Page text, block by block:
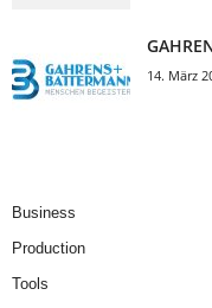
14. März
Business
Production
Tools